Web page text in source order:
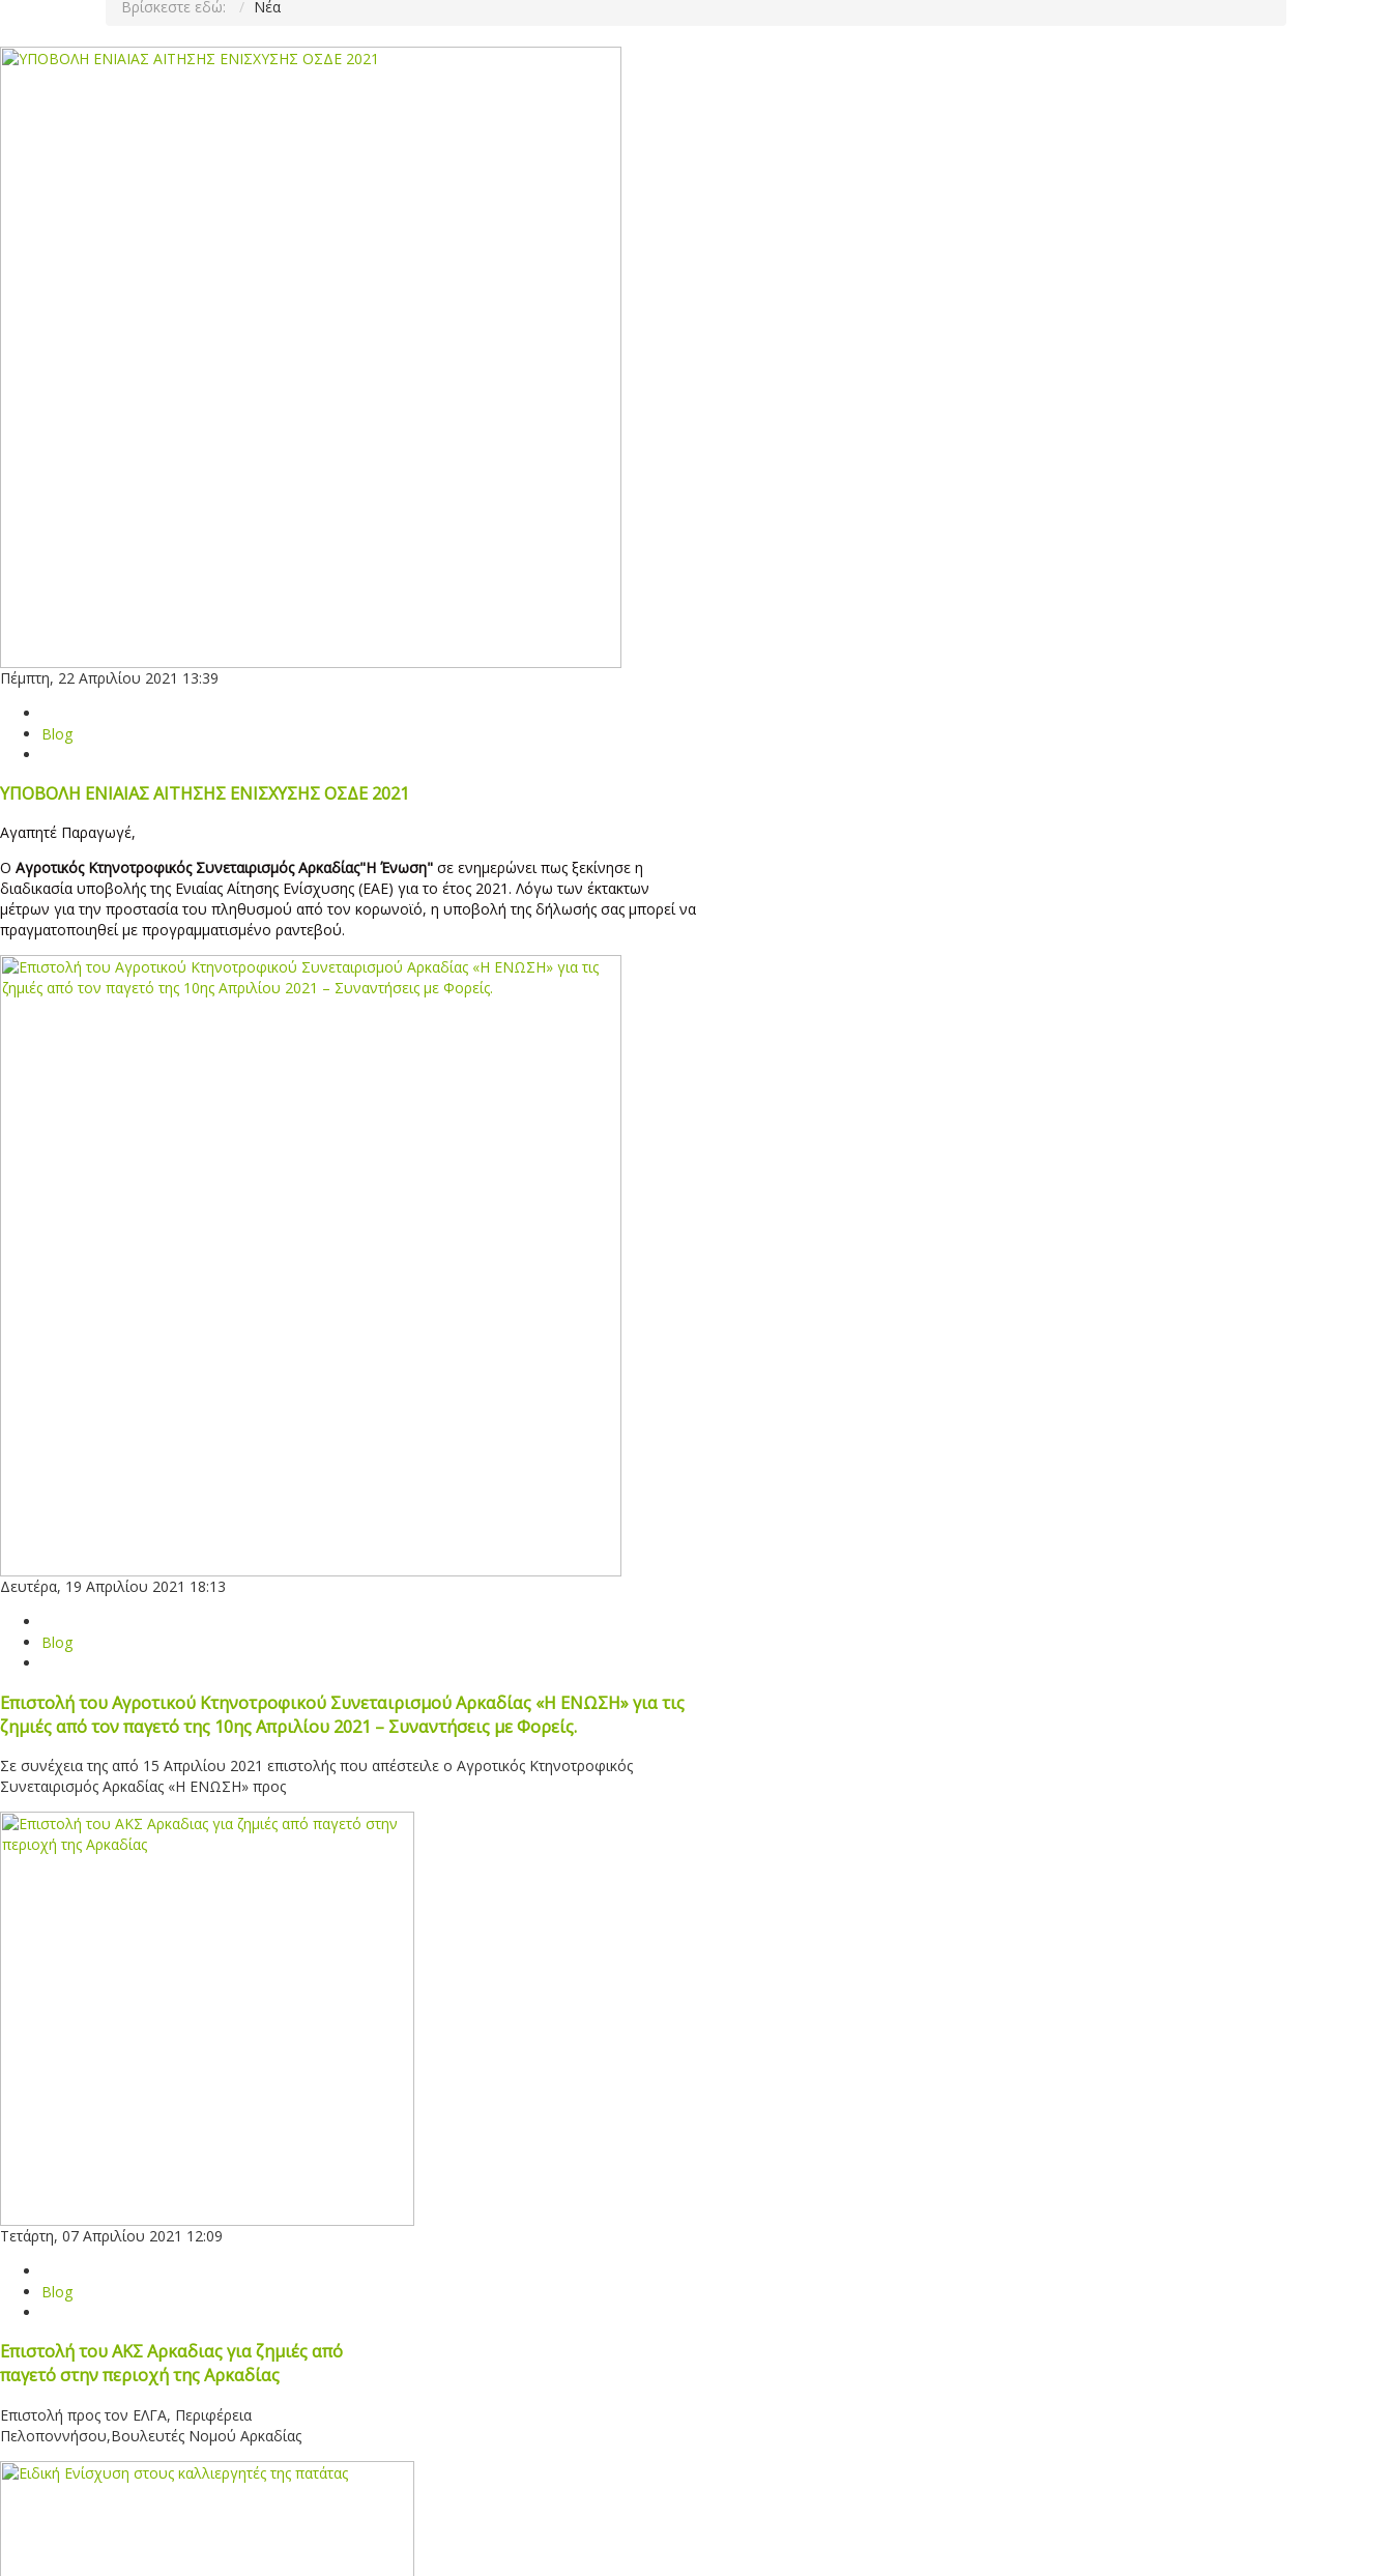
Βρίσκεστε εδώ: Νέα
Πέμπτη, 22 Απριλίου 2021 13:39
Blog
ΥΠΟΒΟΛΗ ΕΝΙΑΙΑΣ ΑΙΤΗΣΗΣ ΕΝΙΣΧΥΣΗΣ ΟΣΔΕ 2021
Αγαπητέ Παραγωγέ,
Ο Αγροτικός Κτηνοτροφικός Συνεταιρισμός Αρκαδίας"H Ένωση" σε ενημερώνει πως ξεκίνησε η
διαδικασία υποβολής της Ενιαίας Αίτησης Ενίσχυσης (ΕΑΕ) για το έτος 2021. Λόγω των έκτακτων
μέτρων για την προστασία του πληθυσμού από τον κορωνοϊό, η υποβολή της δήλωσής σας μπορεί να
πραγματοποιηθεί με προγραμματισμένο ραντεβού.
Δευτέρα, 19 Απριλίου 2021 18:13
Blog
Επιστολή του Αγροτικού Κτηνοτροφικού Συνεταιρισμού Αρκαδίας «Η ΕΝΩΣΗ» για τις
ζημιές από τον παγετό της 10ης Απριλίου 2021 – Συναντήσεις με Φορείς.
Σε συνέχεια της από 15 Απριλίου 2021 επιστολής που απέστειλε ο Αγροτικός Κτηνοτροφικός
Συνεταιρισμός Αρκαδίας «Η ΕΝΩΣΗ» προς
Τετάρτη, 07 Απριλίου 2021 12:09
Blog
Επιστολή του ΑΚΣ Αρκαδιας για ζημιές από
παγετό στην περιοχή της Αρκαδίας
Επιστολή προς τον ΕΛΓΑ, Περιφέρεια
Πελοποννήσου,Βουλευτές Νομού Αρκαδίας